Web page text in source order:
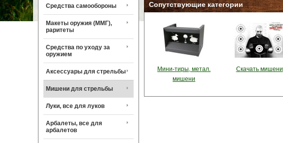
Средства самообороны
Макеты оружия (ММГ),
раритеты
Средства по уходу за
оружием
Аксессуары для стрельбы
Мишени для стрельбы
Луки, все для луков
Арбалеты, все для
арбалетов
Сопутствующие категории
Мини-тиры, метал.
мишени
Скачать мишени